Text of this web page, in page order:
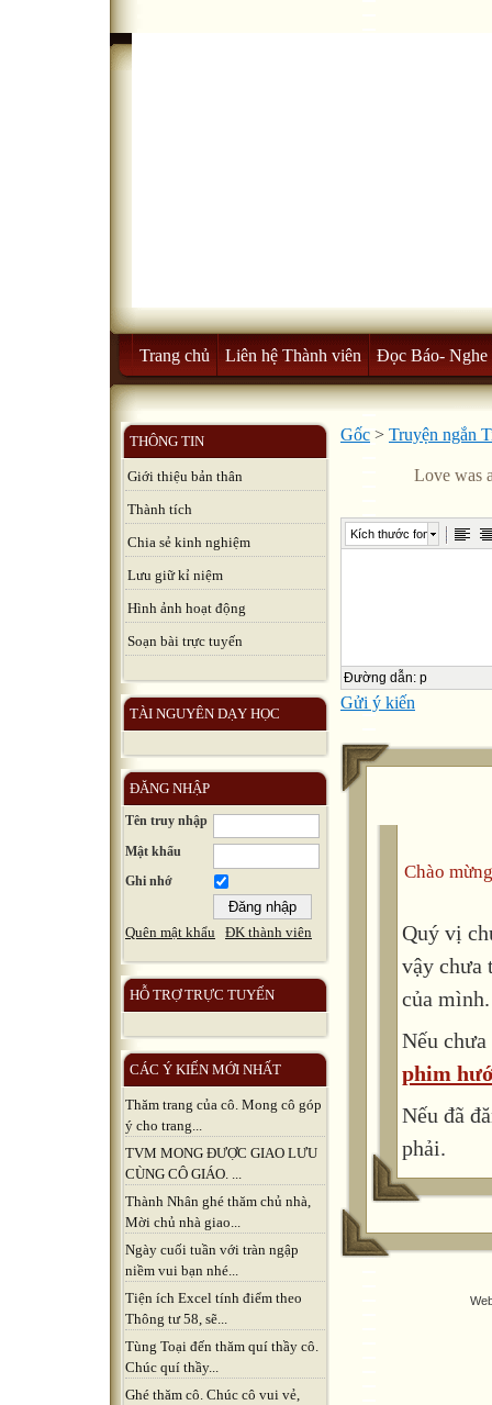
Trang chủ Liên hệ Thành viên Đọc Báo- Nghe
THÔNG TIN
Giới thiệu bản thân
Thành tích
Chia sẻ kinh nghiệm
Lưu giữ kỉ niệm
Hình ảnh hoạt động
Soạn bài trực tuyến
TÀI NGUYÊN DẠY HỌC
ĐĂNG NHẬP
Tên truy nhập
Mật khẩu
Ghi nhớ
Quên mật khẩu ĐK thành viên
HỖ TRỢ TRỰC TUYẾN
CÁC Ý KIẾN MỚI NHẤT
Thăm trang của cô. Mong cô góp
ý cho trang...
TVM MONG ĐƯỢC GIAO LƯU
CÙNG CÔ GIÁO. ...
Thành Nhân ghé thăm chủ nhà,
Mời chủ nhà giao...
Ngày cuối tuần với tràn ngập
niềm vui bạn nhé...
Tiện ích Excel tính điểm theo
Thông tư 58, sẽ...
Tùng Toại đến thăm quí thầy cô.
Chúc quí thầy...
Ghé thăm cô. Chúc cô vui vẻ,
Gốc > Truyện ngắn
Love was
Kích thước font
Đường dẫn: p
Gửi ý kiến
Chào
Quý vị
vậy chưa
của mình.
Nếu
phim
Nếu đã
phải.